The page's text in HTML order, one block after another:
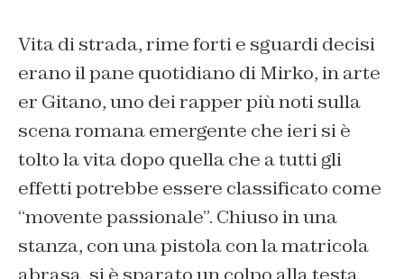
Vita di strada, rime forti e sguardi decisi
erano il pane quotidiano di Mirko, in arte
er Gitano, uno dei rapper più noti sulla
scena romana emergente che ieri si è
tolto la vita dopo quella che a tutti gli
effetti potrebbe essere classificato come
“movente passionale”. Chiuso in una
stanza, con una pistola con la matricola